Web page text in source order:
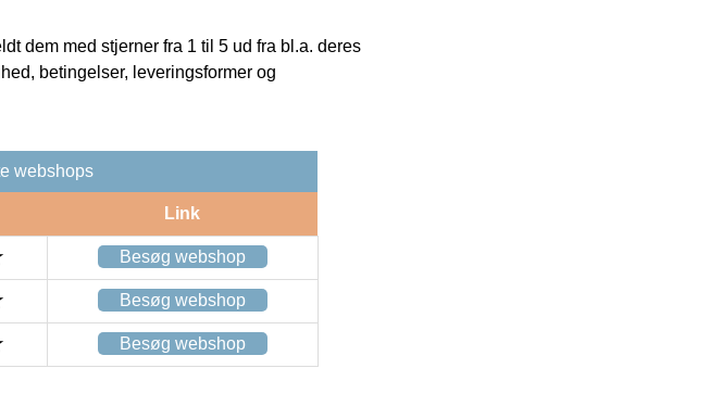
dem med stjerner fra 1 til 5 ud fra bl.a. deres
betingelser, leveringsformer og
webshops
Link
Besøg webshop
Besøg webshop
Besøg webshop